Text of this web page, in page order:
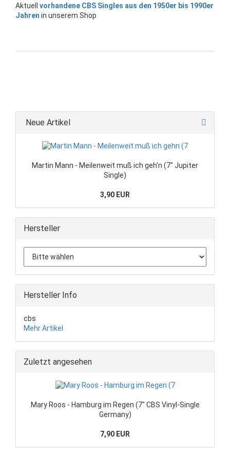
Aktuell vorhandene CBS Singles aus den 1950er bis 1990er
Jahren in unserem Shop
Neue Artikel
Martin Mann - Meilenweit muß ich geh'n (7" Jupiter
Single)
3,90 EUR
Hersteller
Hersteller Info
cbs
Mehr Artikel
Zuletzt angesehen
Mary Roos - Hamburg im Regen (7" CBS Vinyl-Single
Germany)
7,90 EUR